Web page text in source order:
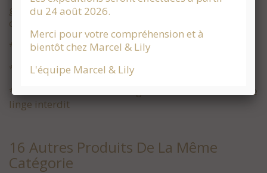
garantissant l'absence de produits toxiques pour le
corps et pour l'environnement.
* Impression or pailleté
* Dimensions déplié : 64 X 38 X 17
* Conseils d'entretien: Lavage à 30 ° à l'envers - sèche
linge interdit
16 Autres Produits De La Même
Catégorie
du 24 août 2026.
Merci pour votre compréhension et à
bientôt chez Marcel & Lily
L'équipe Marcel & Lily